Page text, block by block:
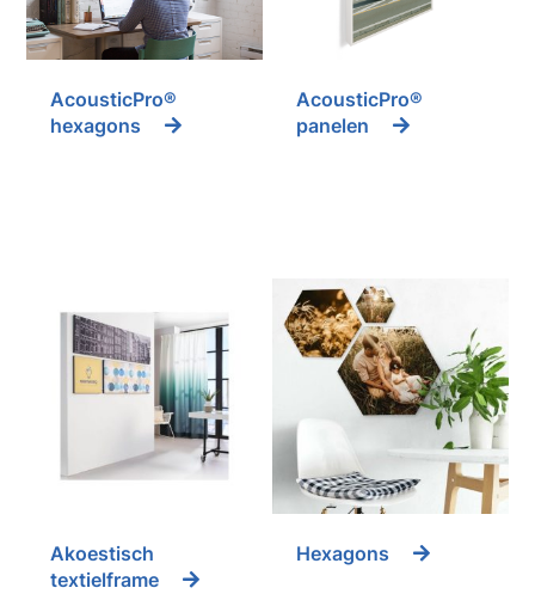
AcousticPro®
hexagons
AcousticPro®
panelen
Akoestisch
textielframe
Hexagons